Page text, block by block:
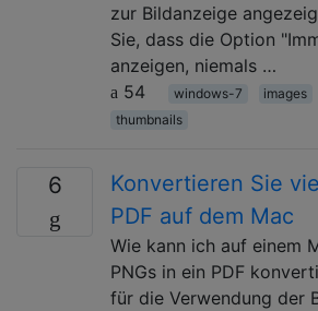
zur Bildanzeige
Sie, dass die Option
anzeigen, niemals …
54
windows-7 images
thumbnails
6
Konvertieren Sie
PDF auf dem Mac
Wie kann ich auf einem
PNGs in ein PDF
für die Verwendung der